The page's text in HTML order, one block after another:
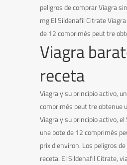
peligros de comprar Viagra
mg El Sildenafil Citrate
de 12 comprimés peut tre
Viagra
receta
Viagra y su principio activo,
comprimés peut tre obtenue
Viagra y su principio activo,
une bote de 12 comprimés
prix d environ. Los peligros
receta. El Sildenafil Citrate,